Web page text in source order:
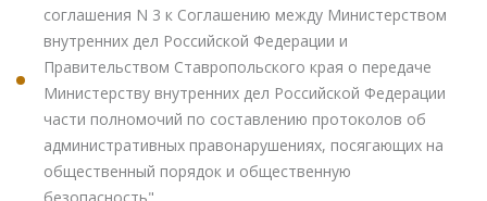
соглашения N 3 к Соглашению между Министерством
внутренних дел Российской Федерации и
Правительством Ставропольского края о передаче
Министерству внутренних дел Российской Федерации
части полномочий по составлению протоколов об
административных правонарушениях, посягающих на
общественный порядок и общественную
безопасность"